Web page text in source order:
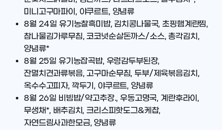
미니고구마파이, 야쿠르트, 양념류
8월 24일 유기농찰흑미밥, 김치콩나물국, 초핑햄계란찜,
참나물김가루무침, 코코넛순살돈까스/소스, 총각김치,
양념류*
8월 25일 유기농잡곡밥, 우렁감두부된장,
잔멸치견과류볶음, 고구마순무침, 두부/제육볶음김치,
옥수수고피자, 깍두기, 야쿠르트, 양념류
8월 26일 비빔밥/약고추장., 우동고명국, 계란후라이,
무생채*, 배추김치, 크리스피핫도그&케찹,
자연드림사과한모금, 양념류